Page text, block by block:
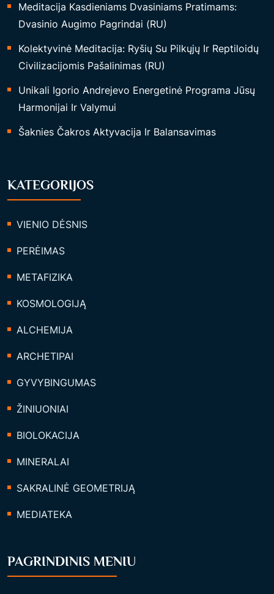
O
M
E
I
A
Meditacija Kasdieniams Dvasiniams Pratimams:
Dvasinio Augimo Pagrindai (RU)
Kolektyvinė Meditacija: Ryšių Su Pilkųjų Ir Reptiloidų
Civilizacijomis Pašalinimas (RU)
Unikali Igorio Andrejevo Energetinė Programa Jūsų
Harmonijai Ir Valymui
Šaknies Čakros Aktyvacija Ir Balansavimas
KATEGORIJOS
VIENIO DĖSNIS
PERĖIMAS
METAFIZIKA
KOSMOLOGIJĄ
ALCHEMIJA
ARCHETIPAI
GYVYBINGUMAS
ŽINIUONIAI
BIOLOKACIJA
MINERALAI
SAKRALINĖ GEOMETRIJĄ
MEDIATEKA
PAGRINDINIS MENIU